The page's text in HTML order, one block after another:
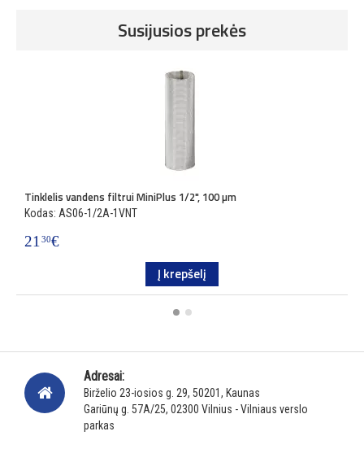
Susijusios prekės
Tinklelis vandens filtrui MiniPlus 1/2", 100 µm
Kodas: AS06-1/2A-1VNT
21 30€
Į krepšelį
Adresai:
Birželio 23-iosios g. 29, 50201, Kaunas
Gariūnų g. 57A/25, 02300 Vilnius - Vilniaus verslo
parkas